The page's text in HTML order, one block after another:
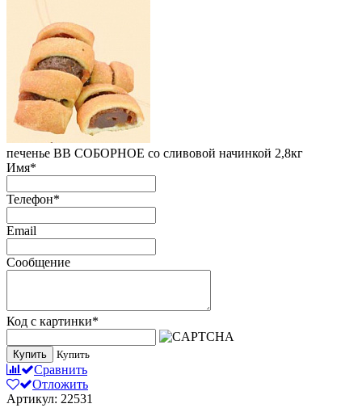
печенье ВВ СОБОРНОЕ со сливовой начинкой 2,8кг
Имя*
Телефон*
Email
Сообщение
Код с картинки*
Купить Купить
Сравнить
Отложить
Артикул: 22531